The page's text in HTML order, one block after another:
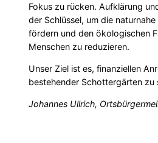
Fokus zu rücken. Aufklärung
der Schlüssel, um die
fördern und den ökologischen
Menschen zu reduzieren.
Unser Ziel ist es, finanziellen
bestehender Schottergärten zu
Johannes Ullrich,